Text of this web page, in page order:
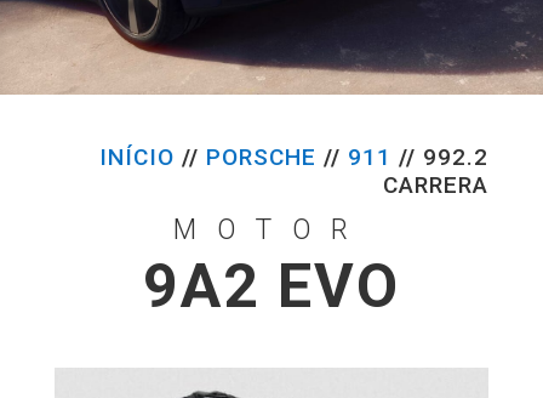
INÍCIO // PORSCHE // 911 // 992.2
CARRERA
MOTOR
9A2 EVO